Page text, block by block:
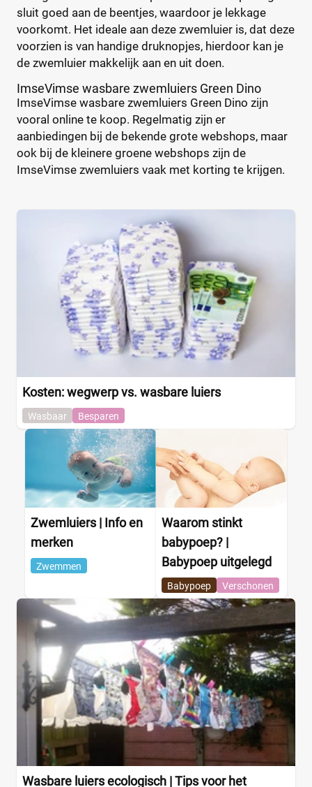
Winkel
Amazon
Bol
DeVoordeligedrogisterij (0)
Kleertjes
Wehkamp (0)
8 16
Drukknoopjes
Klittenbandsluiting
Ongeparfumeerd
Urine-indicator (0)
Verstelbaar
Kortingspercentage
%
sluit goed aan de beentjes, waardoor je lekkage
voorkomt. Het ideale aan deze zwemluier is, dat deze
voorzien is van handige druknopjes, hierdoor kan je
de zwemluier makkelijk aan en uit doen.
ImseVimse wasbare zwemluiers Green Dino
ImseVimse wasbare zwemluiers Green Dino zijn
vooral online te koop. Regelmatig zijn er
aanbiedingen bij de bekende grote webshops, maar
ook bij de kleinere groene webshops zijn de
ImseVimse zwemluiers vaak met korting te krijgen.
Kosten: wegwerp vs. wasbare luiers
Wasbaar Besparen
Zwemluiers | Info en
merken
Zwemmen
Waarom stinkt
babypoep? |
Babypoep uitgelegd
Babypoep Verschonen
Wasbare luiers ecologisch | Tips voor het